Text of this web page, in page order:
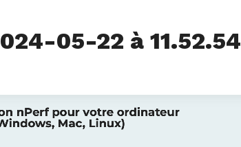
05-22 à 11.52.54